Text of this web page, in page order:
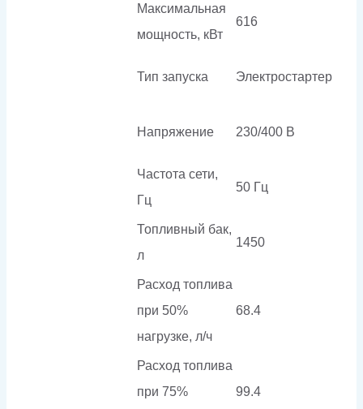
Максимальная
мощность, кВт
616
Тип запуска Электростартер
Напряжение 230/400 В
Частота сети,
Гц
50 Гц
Топливный бак,
л
1450
Расход топлива
при 50%
нагрузке, л/ч
68.4
Расход топлива
при 75%
99.4